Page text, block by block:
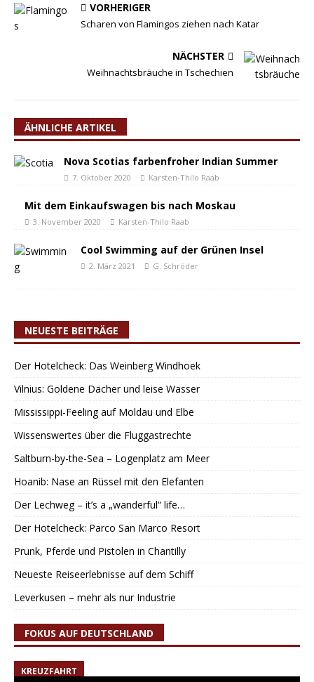
VORHERIGER
Scharen von Flamingos ziehen nach Katar
NÄCHSTER
Weihnachtsbräuche in Tschechien
ÄHNLICHE ARTIKEL
Nova Scotias farbenfroher Indian Summer
7. Oktober 2020 Karsten-Thilo Raab
Mit dem Einkaufswagen bis nach Moskau
3. November 2020 Karsten-Thilo Raab
Cool Swimming auf der Grünen Insel
2. März 2021 G. Schröder
NEUESTE BEITRÄGE
Der Hotelcheck: Das Weinberg Windhoek
Vilnius: Goldene Dächer und leise Wasser
Mississippi-Feeling auf Moldau und Elbe
Wissenswertes über die Fluggastrechte
Saltburn-by-the-Sea – Logenplatz am Meer
Hoanib: Nase an Rüssel mit den Elefanten
Der Lechweg – it’s a „wanderful“ life…
Der Hotelcheck: Parco San Marco Resort
Prunk, Pferde und Pistolen in Chantilly
Neueste Reiseerlebnisse auf dem Schiff
Leverkusen – mehr als nur Industrie
FOKUS AUF DEUTSCHLAND
KREUZFAHRT